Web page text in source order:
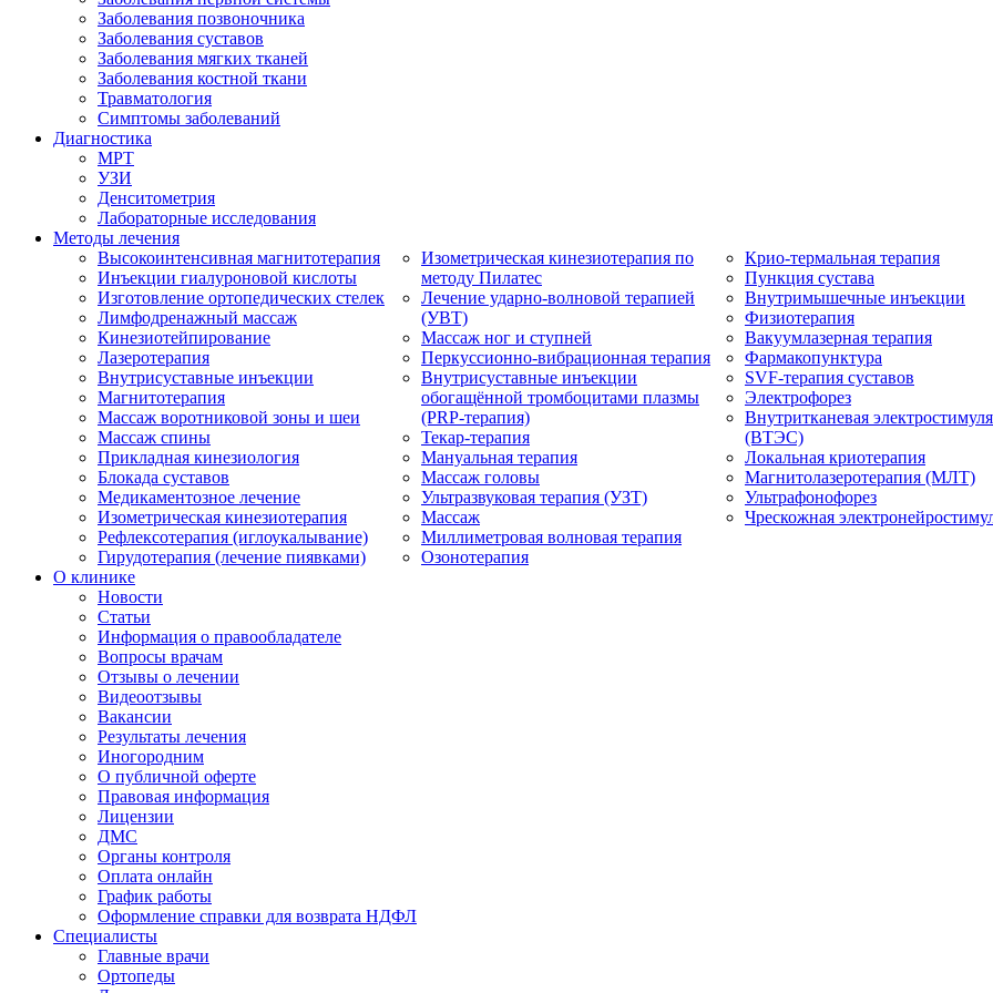
Заболевания позвоночника
Заболевания суставов
Заболевания мягких тканей
Заболевания костной ткани
Травматология
Симптомы заболеваний
Диагностика
МРТ
УЗИ
Денситометрия
Лабораторные исследования
Методы лечения
Высокоинтенсивная магнитотерапия
Инъекции гиалуроновой кислоты
Изготовление ортопедических стелек
Лимфодренажный массаж
Кинезиотейпирование
Лазеротерапия
Внутрисуставные инъекции
Магнитотерапия
Массаж воротниковой зоны и шеи
Массаж спины
Прикладная кинезиология
Блокада суставов
Медикаментозное лечение
Изометрическая кинезиотерапия
Рефлексотерапия (иглоукалывание)
Гирудотерапия (лечение пиявками)
Изометрическая кинезиотерапия по
методу Пилатес
Лечение ударно-волновой терапией
(УВТ)
Массаж ног и ступней
Перкуссионно-вибрационная терапия
Внутрисуставные инъекции
обогащённой тромбоцитами плазмы
(PRP-терапия)
Текар-терапия
Мануальная терапия
Массаж головы
Ультразвуковая терапия (УЗТ)
Массаж
Миллиметровая волновая терапия
Озонотерапия
Крио-термальная терапия
Пункция сустава
Внутримышечные инъекции
Физиотерапия
Вакуумлазерная терапия
Фармакопунктура
SVF-терапия суставов
Электрофорез
Внутритканевая
(ВТЭС)
Локальная криотерапия
Магнитолазеротерапия (МЛТ)
Ультрафонофорез
Чрескожная
О клинике
Новости
Статьи
Информация о правообладателе
Вопросы врачам
Отзывы о лечении
Видеоотзывы
Вакансии
Результаты лечения
Иногородним
О публичной оферте
Правовая информация
Лицензии
ДМС
Органы контроля
Оплата онлайн
График работы
Оформление справки для возврата НДФЛ
Специалисты
Главные врачи
Ортопеды